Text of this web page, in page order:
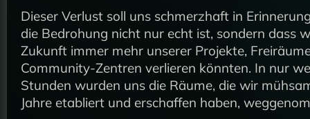
Dieser Verlust soll uns schmerzhaft in
die Bedrohung nicht nur echt ist, sondern dass
Zukunft immer mehr unserer Projekte,
Community-Zentren verlieren könnten. In nur
Stunden wurden uns die Räume, die wir
Jahre etabliert und erschaffen haben,